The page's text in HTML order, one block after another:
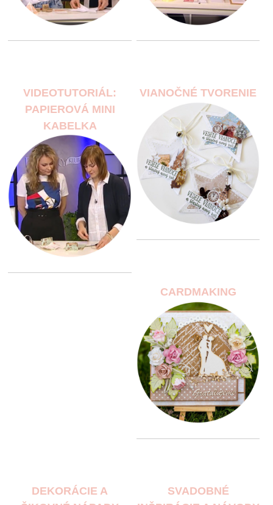
VIDEOTUTORIÁL:
PAPIEROVÁ MINI
KABELKA
VIANOČNÉ TVORENIE
CARDMAKING
DEKORÁCIE A
SVADOBNÉ